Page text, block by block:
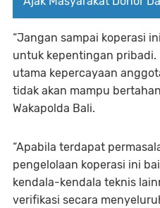
“Jangan sampai koperasi
untuk kepentingan
utama kepercayaan
tidak akan mampu
Wakapolda Bali.
“Apabila terdapat
pengelolaan koperasi ini
kendala-kendala teknis
verifikasi secara